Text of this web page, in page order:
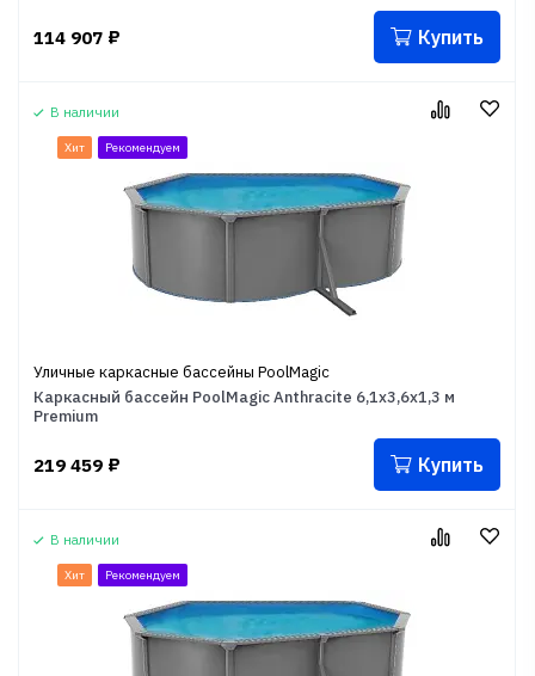
114 907 ₽ Купить
В наличии
Хит Рекомендуем
Уличные каркасные бассейны PoolMagic
Каркасный бассейн PoolMagic Anthracite 6,1x3,6x1,3 м
Premium
219 459 ₽ Купить
В наличии
Хит Рекомендуем